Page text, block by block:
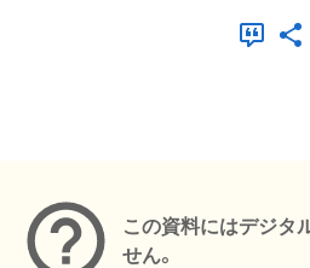
この資料にはデジタ
せん。